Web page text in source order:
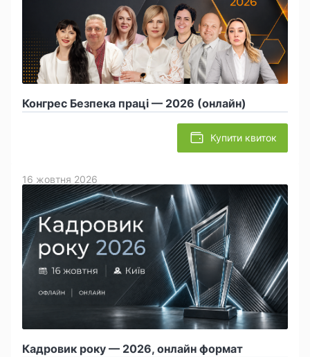
Конгрес Безпека праці — 2026 (онлайн)
Купити квиток
Кадровик року — 2026, онлайн формат
16 жовтня 2026